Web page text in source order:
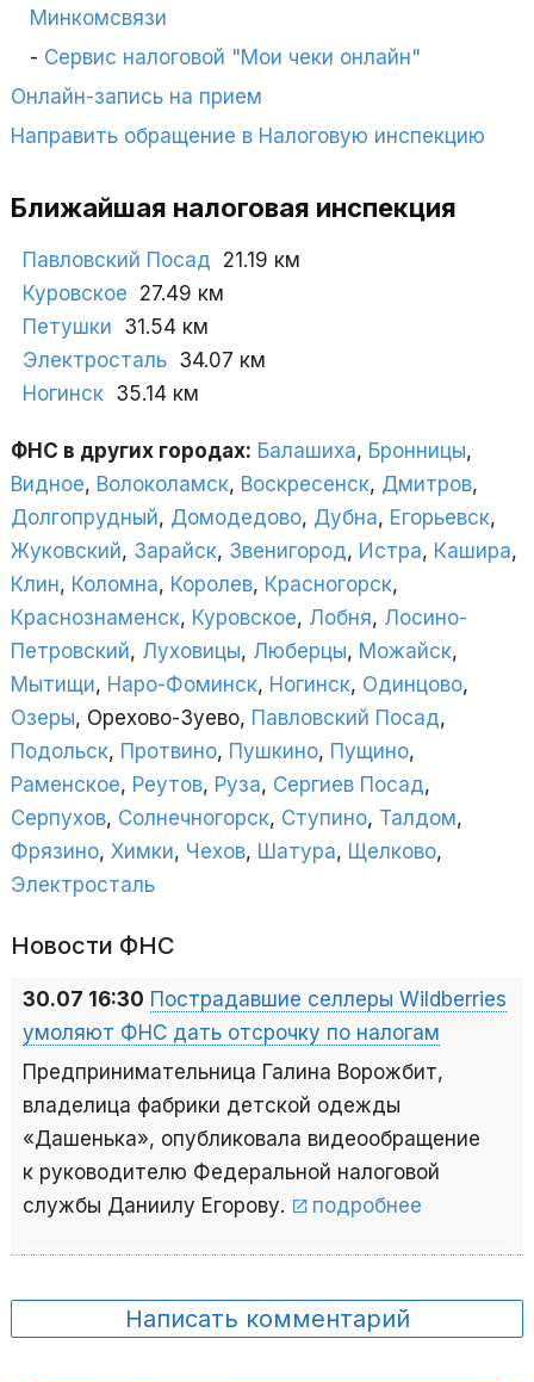
Минкомсвязи
Сервис налоговой "Мои чеки онлайн"
Онлайн-запись на прием
Направить обращение в Налоговую инспекцию
Ближайшая налоговая инспекция
Павловский Посад 21.19 км
Куровское 27.49 км
Петушки 31.54 км
Электросталь 34.07 км
Ногинск 35.14 км
ФНС в других городах: Балашиха, Бронницы,
Видное, Волоколамск, Воскресенск, Дмитров,
Долгопрудный, Домодедово, Дубна, Егорьевск,
Жуковский, Зарайск, Звенигород, Истра, Кашира,
Клин, Коломна, Королев, Красногорск,
Краснознаменск, Куровское, Лобня, Лосино-
Петровский, Луховицы, Люберцы, Можайск,
Мытищи, Наро-Фоминск, Ногинск, Одинцово,
Озеры, Орехово-Зуево, Павловский Посад,
Подольск, Протвино, Пушкино, Пущино,
Раменское, Реутов, Руза, Сергиев Посад,
Серпухов, Солнечногорск, Ступино, Талдом,
Фрязино, Химки, Чехов, Шатура, Щелково,
Электросталь
Новости ФНС
30.07 16:30 Пострадавшие селлеры Wildberries
умоляют ФНС дать отсрочку по налогам
Предпринимательница Галина Ворожбит,
владелица фабрики детской одежды
«Дашенька», опубликовала видеообращение
к руководителю Федеральной налоговой
службы Даниилу Егорову.
подробнее
Написать комментарий